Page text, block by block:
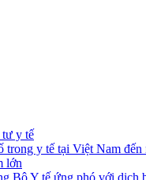
tư y tế
trong y tế tại Việt Nam đến
lớn
Bộ Y tế ứng phó với dịch